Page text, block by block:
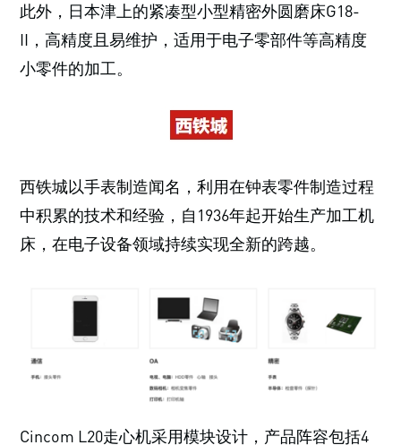
此外，日本津上的紧凑型小型精密外圆磨床G18-
II，高精度且易维护，适用于电子零部件等高精度
小零件的加工。
西铁城以手表制造闻名，利用在钟表零件制造过程
中积累的技术和经验，自1936年起开始生产加工机
床，在电子设备领域持续实现全新的跨越。
Cincom L20走心机采用模块设计，产品阵容包括4